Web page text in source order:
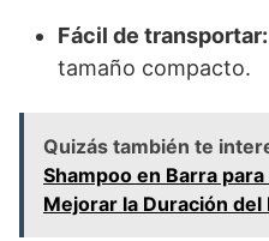
Fácil de transportar:
tamaño compacto.
Quizás también te
Shampoo en Barra
Mejorar la Duración del